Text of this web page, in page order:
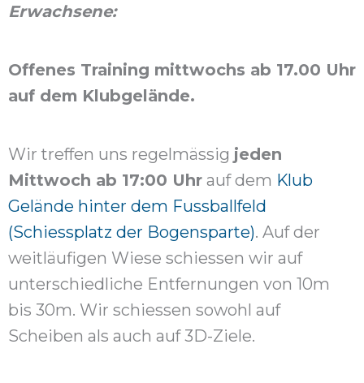
Erwachsene:
Offenes Training mittwochs ab 17.00 Uhr
auf dem Klubgelände.
Wir treffen uns regelmässig jeden
Mittwoch ab 17:00 Uhr auf dem Klub
Gelände hinter dem Fussballfeld
(Schiessplatz der Bogensparte). Auf der
weitläufigen Wiese schiessen wir auf
unterschiedliche Entfernungen von 10m
bis 30m. Wir schiessen sowohl auf
Scheiben als auch auf 3D-Ziele.